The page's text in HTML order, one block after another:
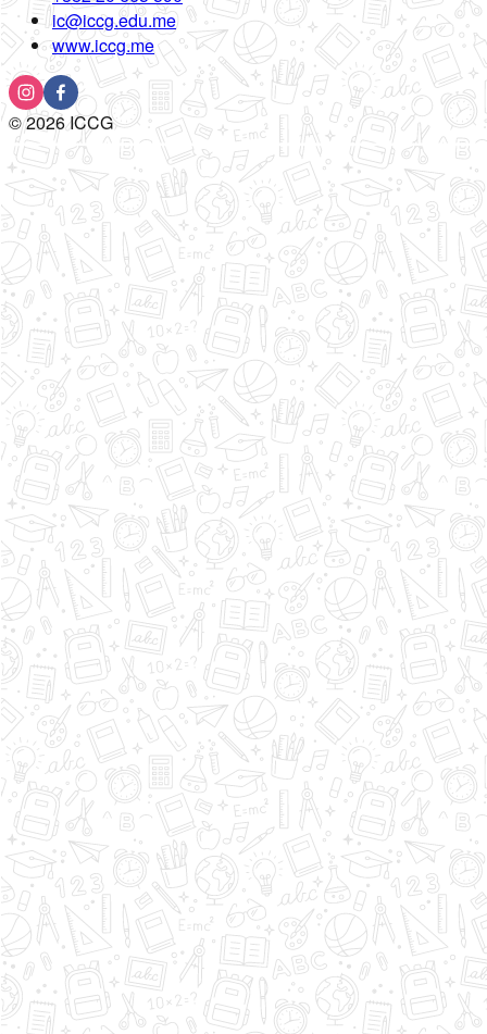
ic@iccg.edu.me
www.iccg.me
©2026ICCG